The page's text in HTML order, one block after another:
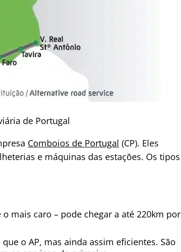
de Portugal
Comboios de Portugal (CP). Eles
e máquinas das estações. Os tipos
mais caro – pode chegar a até 220km por
o AP, mas ainda assim eficientes. São